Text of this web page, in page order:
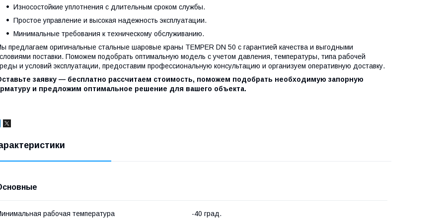
Износостойкие уплотнения с длительным сроком службы.
Простое управление и высокая надежность эксплуатации.
Минимальные требования к техническому обслуживанию.
предлагаем оригинальные стальные шаровые краны TEMPER DN 50 с гарантией качества и выгодными
поставки. Поможем подобрать оптимальную модель с учетом давления, температуры, типа рабочей
и условий эксплуатации, предоставим профессиональную консультацию и организуем оперативную доставку.
заявку — бесплатно рассчитаем стоимость, поможем подобрать необходимую запорную
и предложим оптимальное решение для вашего объекта.
рабочая температура -40 град.